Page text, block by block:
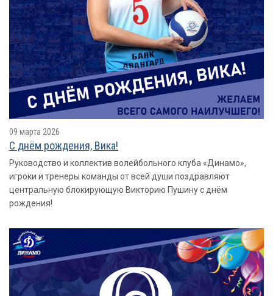
09 марта 2026
С днём рождения, Вика!
Руководство и коллектив волейбольного клуба «Динамо»,
игроки и тренеры команды от всей души поздравляют
центральную блокирующую Викторию Пушину с днём
рождения!